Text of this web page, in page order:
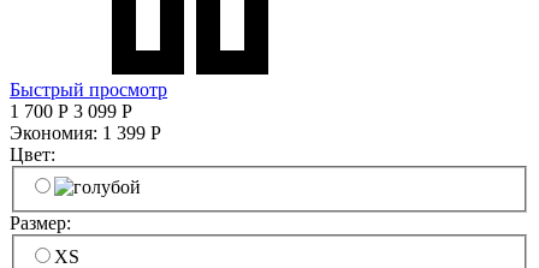
Быстрый просмотр
1 700 Р 3 099 Р
Экономия: 1 399 Р
Цвет:
Размер:
XS